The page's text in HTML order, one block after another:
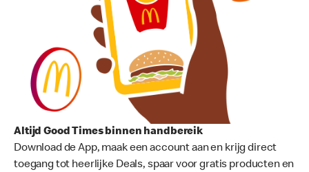
Altijd Good Times binnen handbereik
Download de App, maak een account aan en krijg direct
toegang tot heerlijke Deals, spaar voor gratis producten en